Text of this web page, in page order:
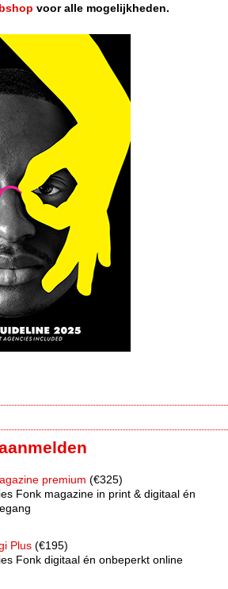
voor alle mogelijkheden.
premium (€325)
Fonk magazine in print & digitaal én
Plus (€195)
Fonk digitaal én onbeperkt online